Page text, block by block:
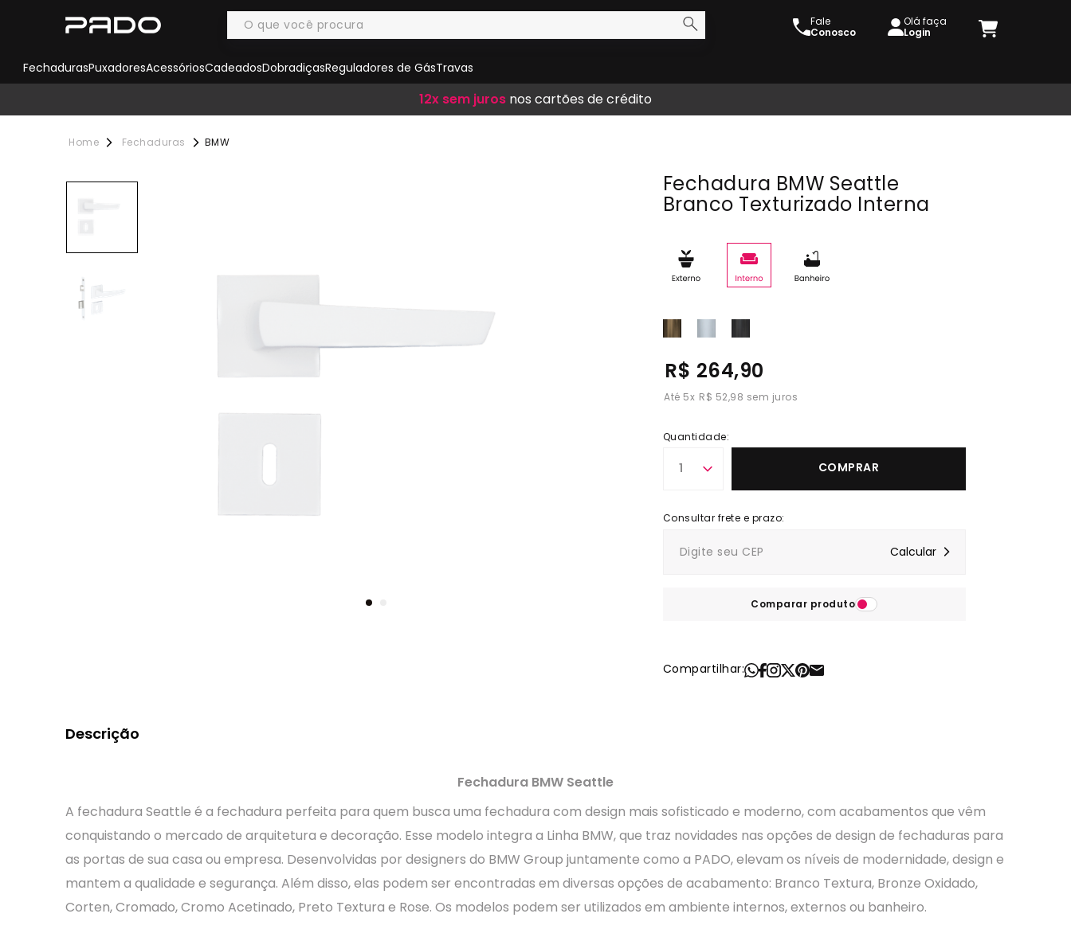
Fale
Conosco
Olá faça
Login
FechadurasPuxadoresAcessóriosCadeadosDobradiçasReguladores de GásTravas
Frete Grátisem compras acima de R$ 300,00
12x sem juros nos cartões de crédito
10% de descontono boleto
Fechaduras BMW
Fechadura BMW Seattle
Branco Texturizado Interna
R$ 264,90
5x R$ 52,98
Quantidade:
1 COMPRAR
Comparar produto
Compartilhar:
Descrição
Fechadura BMW Seattle
A fechadura Seattle é a fechadura perfeita para quem busca uma fechadura com design mais sofisticado e moderno, com acabamentos que vêm
conquistando o mercado de arquitetura e decoração. Esse modelo integra a Linha BMW, que traz novidades nas opções de design de fechaduras para
as portas de sua casa ou empresa. Desenvolvidas por designers do BMW Group juntamente como a PADO, elevam os níveis de modernidade, design e
mantem a qualidade e segurança. Além disso, elas podem ser encontradas em diversas opções de acabamento: Branco Textura, Bronze Oxidado,
Corten, Cromado, Cromo Acetinado, Preto Textura e Rose. Os modelos podem ser utilizados em ambiente internos, externos ou banheiro.